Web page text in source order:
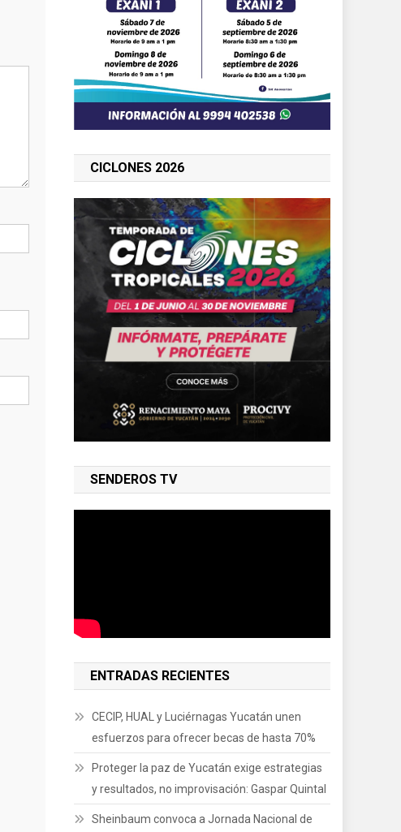
CICLONES 2026
SENDEROS TV
ENTRADAS RECIENTES
CECIP, HUAL y Luciérnagas Yucatán unen
esfuerzos para ofrecer becas de hasta 70%
Proteger la paz de Yucatán exige estrategias
y resultados, no improvisación: Gaspar Quintal
Sheinbaum convoca a Jornada Nacional de